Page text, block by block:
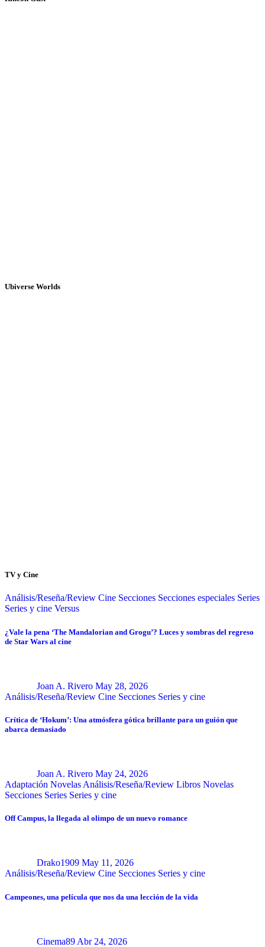
Ubiverse Worlds
TV y Cine
Análisis/Reseña/Review Cine Secciones Secciones especiales Series
Series y cine Versus
¿Vale la pena ‘The Mandalorian and Grogu’? Luces y sombras del regreso
de Star Wars al cine
Joan A. Rivero May 28, 2026
Análisis/Reseña/Review Cine Secciones Series y cine
Crítica de ‘Hokum’: Una atmósfera gótica brillante para un guión que
abarca demasiado
Joan A. Rivero May 24, 2026
Adaptación Novelas Análisis/Reseña/Review Libros Novelas
Secciones Series Series y cine
Off Campus, la llegada al olimpo de un nuevo romance
Drako1909 May 11, 2026
Análisis/Reseña/Review Cine Secciones Series y cine
Campeones, una película que nos da una lección de la vida
Cinema89 Abr 24, 2026